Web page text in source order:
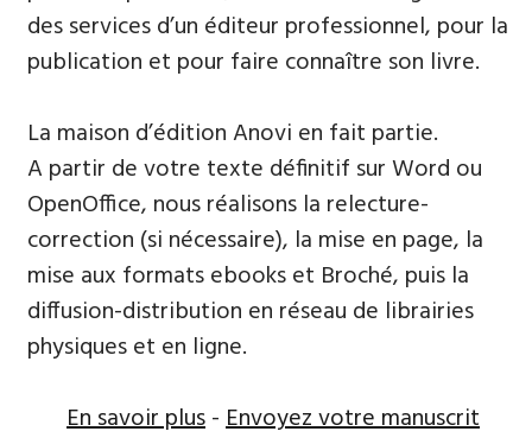
des services d’un éditeur professionnel, pour la
publication et pour faire connaître son livre.
La maison d’édition Anovi en fait partie.
A partir de votre texte définitif sur Word ou
OpenOffice, nous réalisons la relecture-
correction (si nécessaire), la mise en page, la
mise aux formats ebooks et Broché, puis la
diffusion-distribution en réseau de librairies
physiques et en ligne.
En savoir plus-Envoyez votre manuscrit